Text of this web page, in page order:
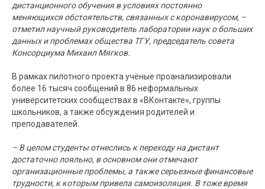
дистанционного обучения в условиях постоянно
меняющихся обстоятельств, связанных с коронавирусом, –
отметил научный руководитель лаборатории наук о больших
данных и проблемах общества ТГУ, председатель совета
Консорциума Михаил Мягков.
В рамках пилотного проекта учёные проанализировали
более 16 тысяч сообщений в 86 неформальных
университетских сообществах в «ВКонтакте», группы
школьников, а также обсуждения родителей и
преподавателей.
– В целом студенты отнеслись к переходу на дистант
достаточно лояльно, в основном они отмечают
организационные проблемы, а также серьезные финансовые
трудности, к которым привела самоизоляция. В тоже время